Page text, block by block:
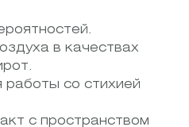
в качествах
со стихией
с пространством